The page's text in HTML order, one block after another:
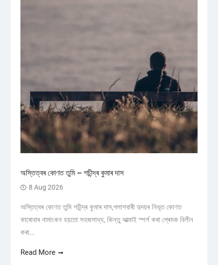
অস্তিত্বৰ কোণত তুমি – শচীন্দ্ৰ কুমাৰ দাস
8 Aug 2026
অস্তিত্বৰ কোণত তুমি শচীন্দ্ৰ কুমাৰ দাস,পলাশবাৰী হৃদয়ৰ নিভৃত কোণত
কাৰোবাৰ নামাংকন হয়তো সহজসাধ্য, কিন্তু আত্মাই স্পৰ্শ কৰা প্ৰেমক বিলীন
কৰা...
Read More